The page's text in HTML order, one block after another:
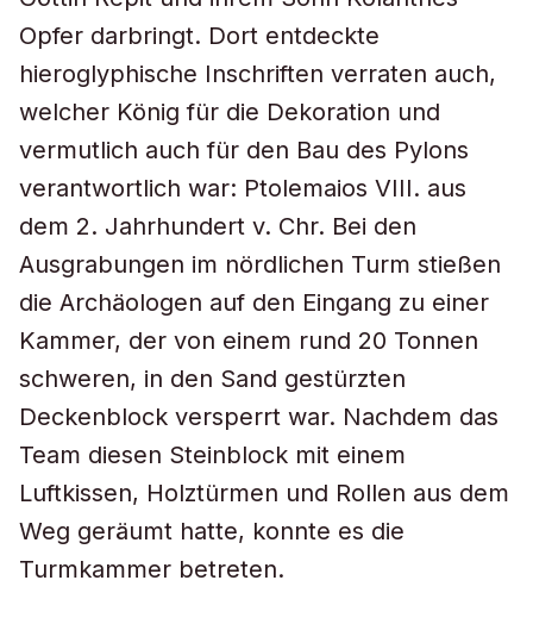
Opfer darbringt. Dort entdeckte
hieroglyphische Inschriften verraten auch,
welcher König für die Dekoration und
vermutlich auch für den Bau des Pylons
verantwortlich war: Ptolemaios VIII. aus
dem 2. Jahrhundert v. Chr. Bei den
Ausgrabungen im nördlichen Turm stießen
die Archäologen auf den Eingang zu einer
Kammer, der von einem rund 20 Tonnen
schweren, in den Sand gestürzten
Deckenblock versperrt war. Nachdem das
Team diesen Steinblock mit einem
Luftkissen, Holztürmen und Rollen aus dem
Weg geräumt hatte, konnte es die
Turmkammer betreten.